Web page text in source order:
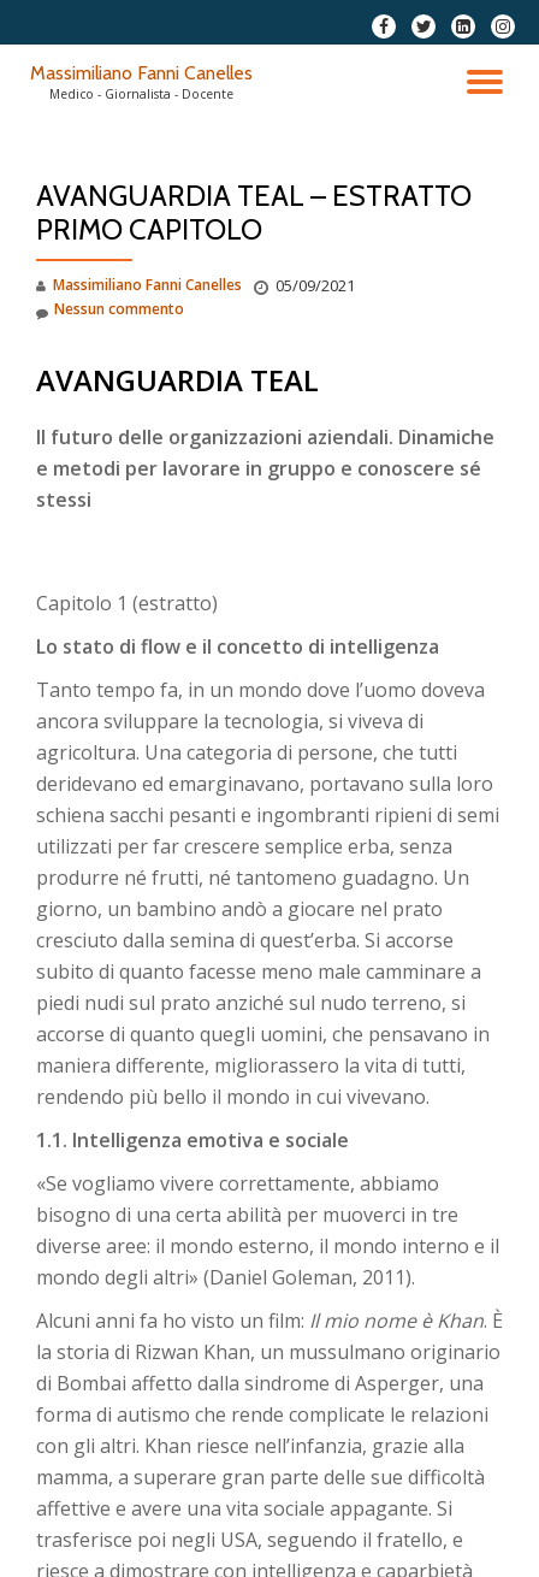
fa-
facebook
fa-
twitter
fa-
linkedin-
square
fa-
Massimiliano Fanni Canelles
Medico - Giornalista - Docente
AVANGUARDIA TEAL – ESTRATTO
PRIMO CAPITOLO
Massimiliano Fanni Canelles 05/09/2021
Nessun commento
AVANGUARDIA TEAL
Il futuro delle organizzazioni aziendali. Dinamiche
e metodi per lavorare in gruppo e conoscere sé
stessi
Capitolo 1 (estratto)
Lo stato di flow e il concetto di intelligenza
Tanto tempo fa, in un mondo dove l’uomo doveva
ancora sviluppare la tecnologia, si viveva di
agricoltura. Una categoria di persone, che tutti
deridevano ed emarginavano, portavano sulla loro
schiena sacchi pesanti e ingombranti ripieni di semi
utilizzati per far crescere semplice erba, senza
produrre né frutti, né tantomeno guadagno. Un
giorno, un bambino andò a giocare nel prato
cresciuto dalla semina di quest’erba. Si accorse
subito di quanto facesse meno male camminare a
piedi nudi sul prato anziché sul nudo terreno, si
accorse di quanto quegli uomini, che pensavano in
maniera differente, migliorassero la vita di tutti,
rendendo più bello il mondo in cui vivevano.
1.1. Intelligenza emotiva e sociale
«Se vogliamo vivere correttamente, abbiamo
bisogno di una certa abilità per muoverci in tre
diverse aree: il mondo esterno, il mondo interno e il
mondo degli altri» (Daniel Goleman, 2011).
Alcuni anni fa ho visto un film: Il mio nome è Khan. È
la storia di Rizwan Khan, un mussulmano originario
di Bombai affetto dalla sindrome di Asperger, una
forma di autismo che rende complicate le relazioni
con gli altri. Khan riesce nell’infanzia, grazie alla
mamma, a superare gran parte delle sue difficoltà
affettive e avere una vita sociale appagante. Si
trasferisce poi negli USA, seguendo il fratello, e
riesce a dimostrare con intelligenza e caparbietà